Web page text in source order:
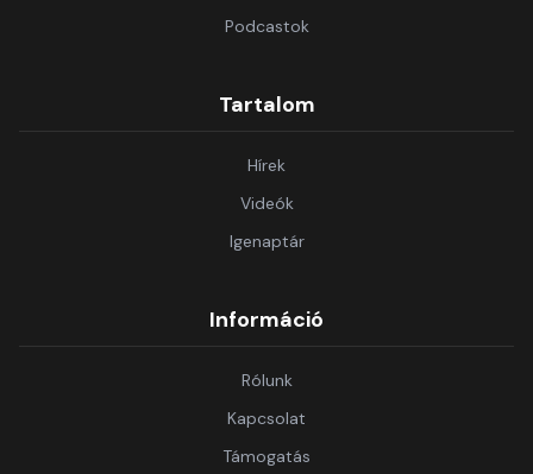
Podcastok
Tartalom
Hírek
Videók
Igenaptár
Információ
Rólunk
Kapcsolat
Támogatás